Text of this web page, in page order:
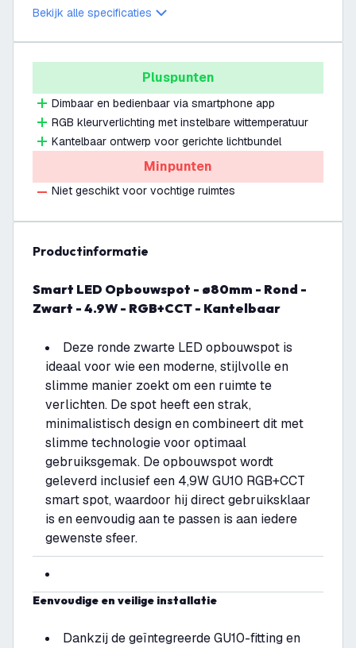
Bekijk alle specificaties
Pluspunten
Dimbaar en bedienbaar via smartphone app
RGB kleurverlichting met instelbare wittemperatuur
Kantelbaar ontwerp voor gerichte lichtbundel
Minpunten
Niet geschikt voor vochtige ruimtes
productinformatie
Smart LED Opbouwspot - ø80mm - Rond -
Zwart - 4.9W - RGB+CCT - Kantelbaar
Deze ronde zwarte LED opbouwspot is
ideaal voor wie een moderne, stijlvolle en
slimme manier zoekt om een ruimte te
verlichten. De spot heeft een strak,
minimalistisch design en combineert dit met
slimme technologie voor optimaal
gebruiksgemak. De opbouwspot wordt
geleverd inclusief een 4,9W GU10 RGB+CCT
smart spot, waardoor hij direct gebruiksklaar
is en eenvoudig aan te passen is aan iedere
gewenste sfeer.
Eenvoudige en veilige installatie
Dankzij de geïntegreerde GU10-fitting en